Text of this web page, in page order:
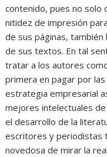
contenido, pues no solo
nitidez de impresión
de sus páginas,
de sus textos. En tal
tratar a los autores
primera en pagar por
estrategia empresarial
mejores intelectuales
el desarrollo de la
escritores y periodistas
novedosa de mirar la